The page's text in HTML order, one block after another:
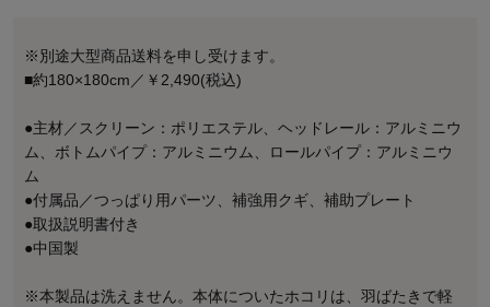
※別途大型商品送料を申し受けます。
■約180×180cm／￥2,490(税込)
●主材／スクリーン：ポリエステル、ヘッドレール：アルミニウ
ム、ボトムパイプ：アルミニウム、ロールパイプ：アルミニウ
ム
●付属品／つっぱり用パーツ、補強用クギ、補助プレート
●取扱説明書付き
●中国製
※本製品は洗えません。本体についたホコリは、羽ばたきで軽